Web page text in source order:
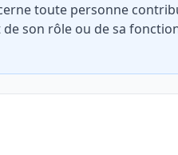
toute personne
son rôle ou de sa